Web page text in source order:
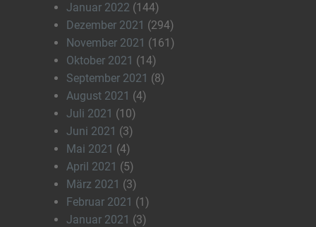
Januar 2022 (144)
Dezember 2021 (294)
November 2021 (161)
Oktober 2021 (14)
September 2021 (8)
August 2021 (4)
Juli 2021 (10)
Juni 2021 (3)
Mai 2021 (4)
April 2021 (5)
März 2021 (3)
Februar 2021 (1)
Januar 2021 (3)